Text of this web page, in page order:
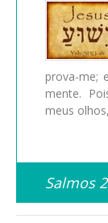
prova-me;
mente.
meus
Salmos